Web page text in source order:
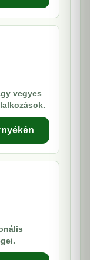
vegyes